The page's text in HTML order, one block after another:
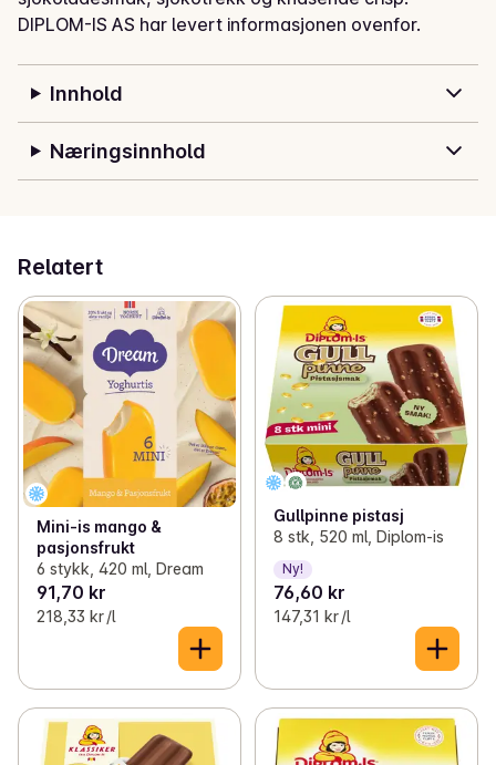
DIPLOM-IS AS har levert informasjonen ovenfor.
Innhold
Næringsinnhold
Relatert
Mini-is mango &
pasjonsfrukt
6 stykk, 420 ml, Dream
91,70 kr
218,33 kr /l
Gullpinne pistasj
8 stk, 520 ml, Diplom-is
Ny!
76,60 kr
147,31 kr /l